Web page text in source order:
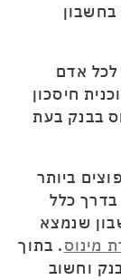
בחשבון
לכל אדם
חיסכון
בבנק בעת
ביותר
בדרך כלל
שנמצא
מינוס. בתוך
וחשוב